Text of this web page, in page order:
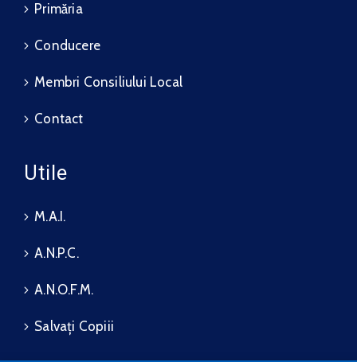
Primăria
Conducere
Membri Consiliului Local
Contact
Utile
M.A.I.
A.N.P.C.
A.N.O.F.M.
Salvați Copiii